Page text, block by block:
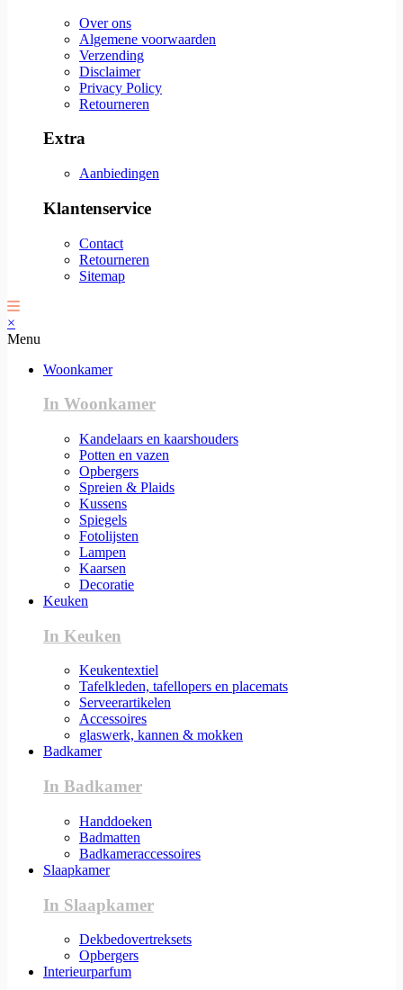
Over ons
Algemene voorwaarden
Verzending
Disclaimer
Privacy Policy
Retourneren
Extra
Aanbiedingen
Klantenservice
Contact
Retourneren
Sitemap
×
Menu
Woonkamer
In Woonkamer
Kandelaars en kaarshouders
Potten en vazen
Opbergers
Spreien & Plaids
Kussens
Spiegels
Fotolijsten
Lampen
Kaarsen
Decoratie
Keuken
In Keuken
Keukentextiel
Tafelkleden, tafellopers en placemats
Serveerartikelen
Accessoires
glaswerk, kannen & mokken
Badkamer
In Badkamer
Handdoeken
Badmatten
Badkameraccessoires
Slaapkamer
In Slaapkamer
Dekbedovertreksets
Opbergers
Interieurparfum